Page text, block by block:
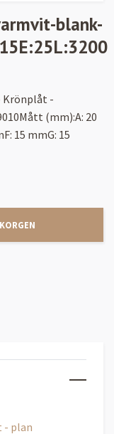
blank-
Krönplåt -
(mm):A: 20
15 mmG: 15
- plan